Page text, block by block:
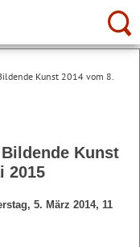
Kunst 2014 vom 8.
Kunst
2015
5. März 2014, 11